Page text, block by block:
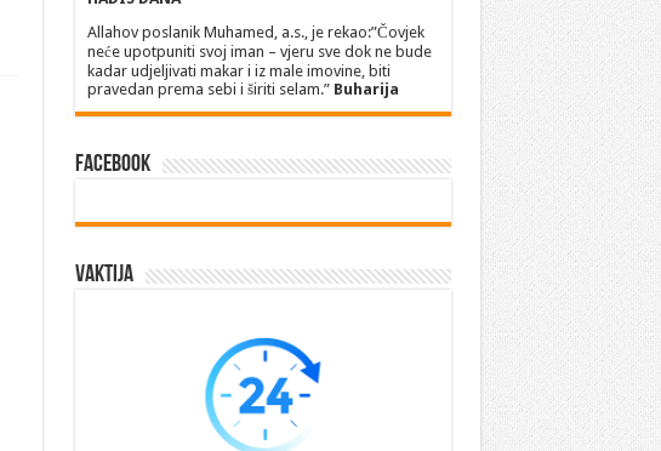
Allahov poslanik Muhamed, a.s., je rekao:”Čovjek
neće upotpuniti svoj iman – vjeru sve dok ne bude
kadar udjeljivati makar i iz male imovine, biti
pravedan prema sebi i širiti selam.” Buharija
Facebook
Vaktija